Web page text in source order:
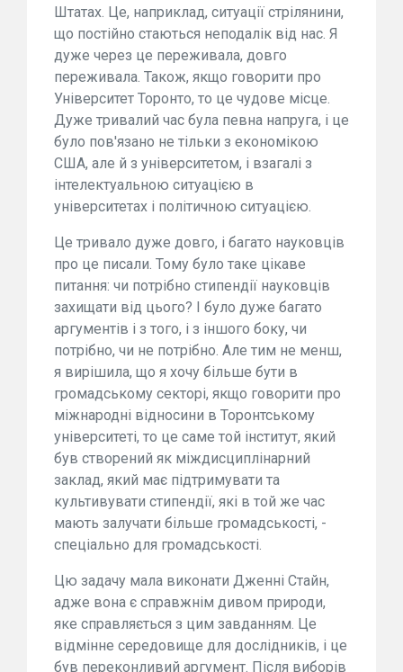
Штатах. Це, наприклад, ситуації стрілянини,
що постійно стаються неподалік від нас. Я
дуже через це переживала, довго
переживала. Також, якщо говорити про
Університет Торонто, то це чудове місце.
Дуже тривалий час була певна напруга, і це
було пов'язано не тільки з економікою
США, але й з університетом, і взагалі з
інтелектуальною ситуацією в
університетах і політичною ситуацією.
Це тривало дуже довго, і багато науковців
про це писали. Тому було таке цікаве
питання: чи потрібно стипендії науковців
захищати від цього? І було дуже багато
аргументів і з того, і з іншого боку, чи
потрібно, чи не потрібно. Але тим не менш,
я вирішила, що я хочу більше бути в
громадському секторі, якщо говорити про
міжнародні відносини в Торонтському
університеті, то це саме той інститут, який
був створений як міждисциплінарний
заклад, який має підтримувати та
культивувати стипендії, які в той же час
мають залучати більше громадськості, -
спеціально для громадськості.
Цю задачу мала виконати Дженні Стайн,
адже вона є справжнім дивом природи,
яке справляється з цим завданням. Це
відмінне середовище для дослідників, і це
був переконливий аргумент. Після виборів